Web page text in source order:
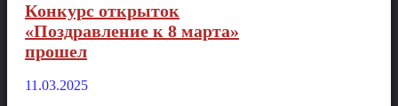
Конкурс открыток
«Поздравление к 8 марта»
прошел
11.03.2025